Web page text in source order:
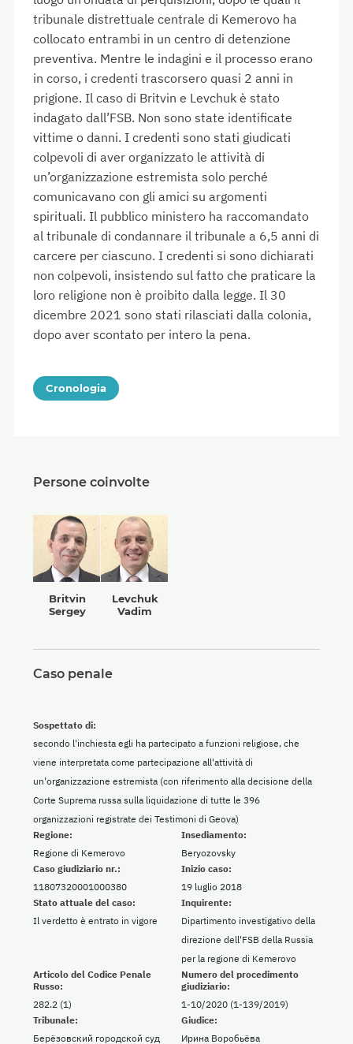
tribunale distrettuale centrale di Kemerovo ha
collocato entrambi in un centro di detenzione
preventiva. Mentre le indagini e il processo erano
in corso, i credenti trascorsero quasi 2 anni in
prigione. Il caso di Britvin e Levchuk è stato
indagato dall’FSB. Non sono state identificate
vittime o danni. I credenti sono stati giudicati
colpevoli di aver organizzato le attività di
un’organizzazione estremista solo perché
comunicavano con gli amici su argomenti
spirituali. Il pubblico ministero ha raccomandato
al tribunale di condannare il tribunale a 6,5 anni di
carcere per ciascuno. I credenti si sono dichiarati
non colpevoli, insistendo sul fatto che praticare la
loro religione non è proibito dalla legge. Il 30
dicembre 2021 sono stati rilasciati dalla colonia,
dopo aver scontato per intero la pena.
Cronologia
Persone coinvolte
Britvin
Sergey
Levchuk
Vadim
Caso penale
Regione:
Regione di Kemerovo
Insediamento:
Beryozovsky
Sospettato di:
secondo l'inchiesta egli ha partecipato a funzioni religiose, che
viene interpretata come partecipazione all'attività di
un'organizzazione estremista (con riferimento alla decisione della
Corte Suprema russa sulla liquidazione di tutte le 396
organizzazioni registrate dei Testimoni di Geova)
Caso giudiziario nr.:
11807320001000380
Inizio caso:
19 luglio 2018
Stato attuale del caso:
Il verdetto è entrato in vigore
Inquirente:
Dipartimento investigativo della
direzione dell'FSB della Russia
per la regione di Kemerovo
Articolo del Codice Penale
Russo:
282.2 (1)
Numero del procedimento
giudiziario:
1-10/2020 (1-139/2019)
Tribunale:
Берёзовский городской суд
Giudice:
Ирина Воробьёва